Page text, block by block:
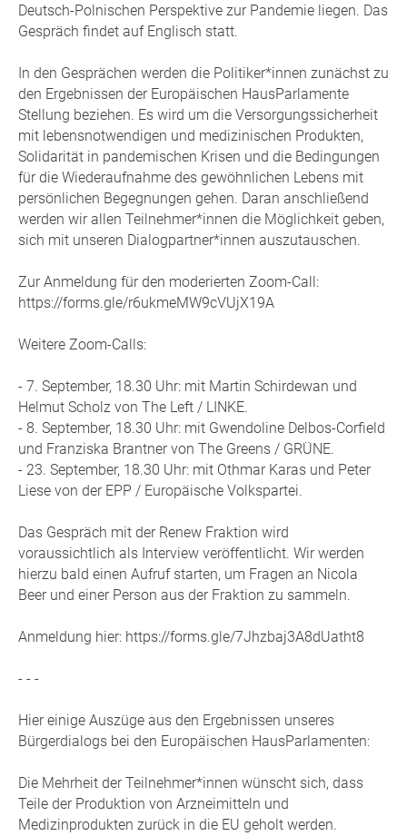
Deutsch-Polnischen Perspektive zur Pandemie liegen. Das
Gespräch findet auf Englisch statt.
In den Gesprächen werden die Politiker*innen zunächst zu
den Ergebnissen der Europäischen HausParlamente
Stellung beziehen. Es wird um die Versorgungssicherheit
mit lebensnotwendigen und medizinischen Produkten,
Solidarität in pandemischen Krisen und die Bedingungen
für die Wiederaufnahme des gewöhnlichen Lebens mit
persönlichen Begegnungen gehen. Daran anschließend
werden wir allen Teilnehmer*innen die Möglichkeit geben,
sich mit unseren Dialogpartner*innen auszutauschen.
Zur Anmeldung für den moderierten Zoom-Call:
https://forms.gle/r6ukmeMW9cVUjX19A
Weitere Zoom-Calls:
- 7. September, 18.30 Uhr: mit Martin Schirdewan und
Helmut Scholz von The Left / LINKE.
- 8. September, 18.30 Uhr: mit Gwendoline Delbos-Corfield
und Franziska Brantner von The Greens / GRÜNE.
- 23. September, 18.30 Uhr: mit Othmar Karas und Peter
Liese von der EPP / Europäische Volkspartei.
Das Gespräch mit der Renew Fraktion wird
voraussichtlich als Interview veröffentlicht. Wir werden
hierzu bald einen Aufruf starten, um Fragen an Nicola
Beer und einer Person aus der Fraktion zu sammeln.
Anmeldung hier: https://forms.gle/7Jhzbaj3A8dUatht8
- - -
Hier einige Auszüge aus den Ergebnissen unseres
Bürgerdialogs bei den Europäischen HausParlamenten:
Die Mehrheit der Teilnehmer*innen wünscht sich, dass
Teile der Produktion von Arzneimitteln und
Medizinprodukten zurück in die EU geholt werden.